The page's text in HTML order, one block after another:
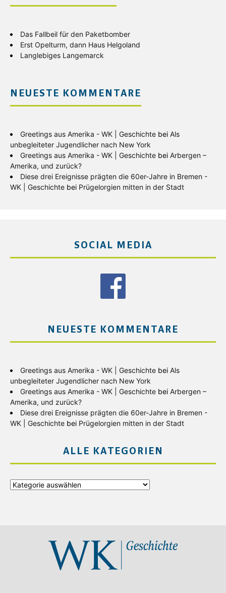
Das Fallbeil für den Paketbomber
Erst Opelturm, dann Haus Helgoland
Langlebiges Langemarck
NEUESTE KOMMENTARE
Greetings aus Amerika - WK | Geschichte bei Als
unbegleiteter Jugendlicher nach New York
Greetings aus Amerika - WK | Geschichte bei Arbergen –
Amerika, und zurück?
Diese drei Ereignisse prägten die 60er-Jahre in Bremen -
WK | Geschichte bei Prügelorgien mitten in der Stadt
SOCIAL MEDIA
NEUESTE KOMMENTARE
Greetings aus Amerika - WK | Geschichte bei Als
unbegleiteter Jugendlicher nach New York
Greetings aus Amerika - WK | Geschichte bei Arbergen –
Amerika, und zurück?
Diese drei Ereignisse prägten die 60er-Jahre in Bremen -
WK | Geschichte bei Prügelorgien mitten in der Stadt
ALLE KATEGORIEN
Alle